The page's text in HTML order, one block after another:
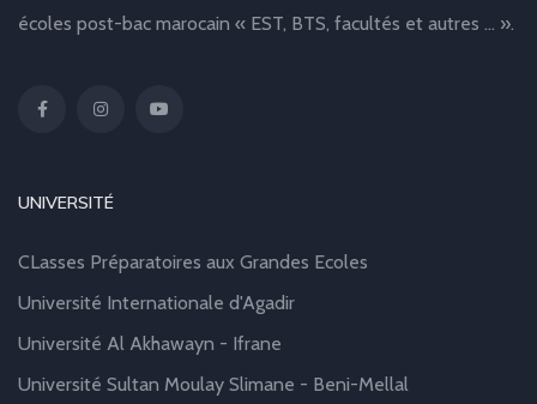
écoles post-bac marocain « EST, BTS, facultés et autres … ».
UNIVERSITÉ
CLasses Préparatoires aux Grandes Ecoles
Université Internationale d'Agadir
Université Al Akhawayn - Ifrane
Université Sultan Moulay Slimane - Beni-Mellal